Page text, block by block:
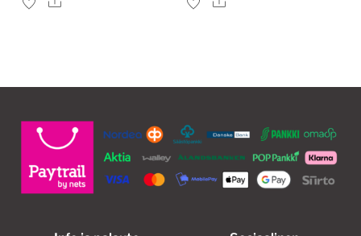
Voit
valinnat
tuotteen
sivulla.